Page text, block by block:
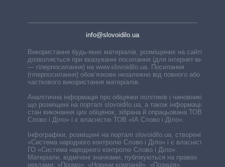
info@slovoidilo.ua
Використання будь-яких матеріалів, розміщених на сайті,
дозволяється при вказуванні посилання (для інтернет-видань
— гіперпосилання) на www.slovoidilo.ua. Посилання
(гіперпосилання) обов’язкове незалежно від повного або
часткового використання матеріалів.
Аналітична інформація про обіцянки політиків і чиновників,
що розміщені на порталі slovoidilo.ua, а також інформація про
стан виконання цих обіцянок, зібрана й опрацьована ТОВ «ІА
Слово і Діло» і є власністю ТОВ «ІА Слово і Діло».
Інфографіки, розміщені на порталі slovoidilo.ua, створені ГО
«Система народного контролю Слово і Діло» і є власністю
ГО «Система народного контролю Слово і Діло».
Матеріали, відмічені значками, публікуються на правах
реклами: «Промо», «Новини компаній», «Позиція»,